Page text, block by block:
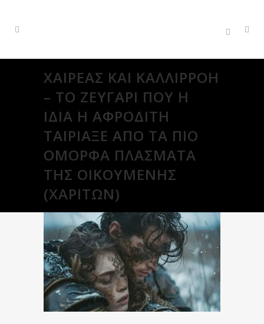
ΧΑΙΡΈΑΣ ΚΑΙ ΚΑΛΛΙΡΡΌΗ
– ΤΟ ΖΕΥΓΆΡΙ ΠΟΥ Η
ΊΔΙΑ Η ΑΦΡΟΔΊΤΗ
ΤΑΊΡΙΑΞΕ ΑΠΌ ΤΑ ΠΙΟ
ΌΜΟΡΦΑ ΠΛΆΣΜΑΤΑ
ΤΗΣ ΟΙΚΟΥΜΈΝΗΣ
(ΧΑΡΙΤΩΝ)